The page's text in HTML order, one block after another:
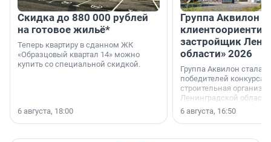
Скидка до 880 000 рублей
на готовое жильё*
Теперь квартиру в сданном ЖК
«Образцовый квартал 14» можно
купить со специальной скидкой.
6 августа, 18:00
Группа Аквилон
застройщик
области» 2026
Группа Аквилон стала
победителей конкурса
строительная
Ленинградской области
номинации «Самый
застройщик
области».
6 августа, 16:50